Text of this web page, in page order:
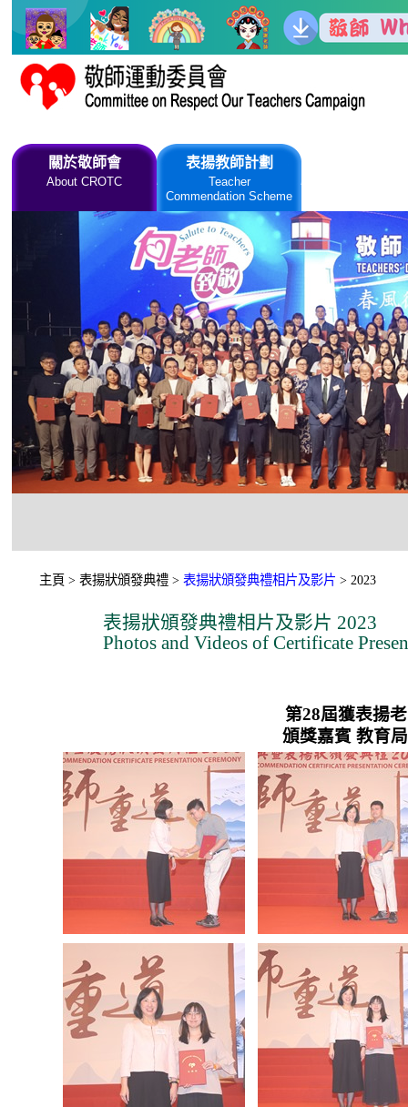
關於敬師會
About CROTC
表揚教師計劃
Teacher
Commendation Scheme
主頁 > 表揚狀頒發典禮 > 表揚狀頒發典禮相片及影片 > 2023
表揚狀頒發典禮相片及影片 2023
Photos and Videos of Certificate
第28屆獲表揚
頒獎嘉賓 教育